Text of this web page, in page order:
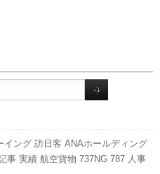
イング 訪日客 ANAホールディング
事 実績 航空貨物 737NG 787 人事